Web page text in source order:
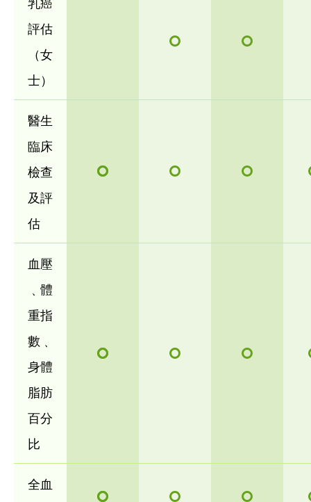
評估
（女
士）
醫生
臨床
檢查
及評
估
血壓
﹑體
重指
數﹑
身體
脂肪
百分
比
全血